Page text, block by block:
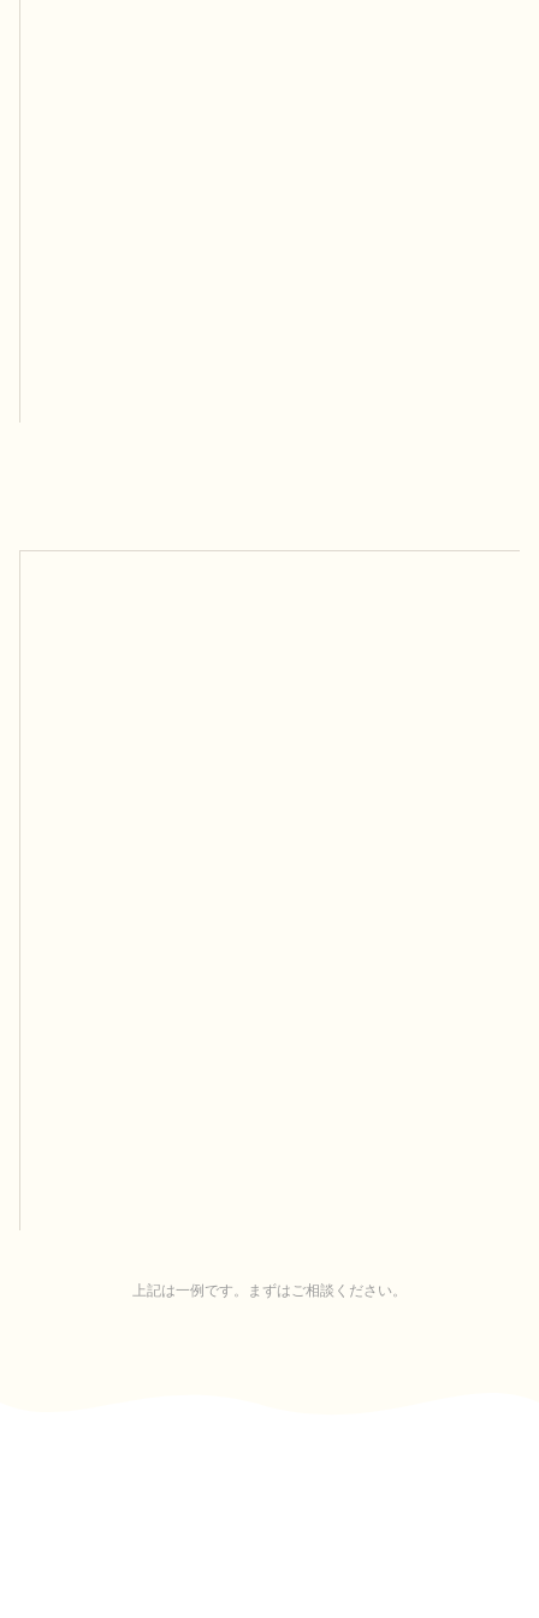
上記は一例です。まずはご相談ください。